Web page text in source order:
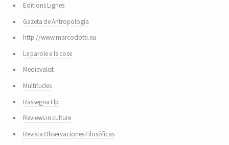
Editions Lignes
Gazeta de Antropología
http://www.marcodotti.eu
Le parole e le cose
Medievalist
Multitudes
Rassegna Flp
Reviews in culture
Revista Observaciones Filosóficas